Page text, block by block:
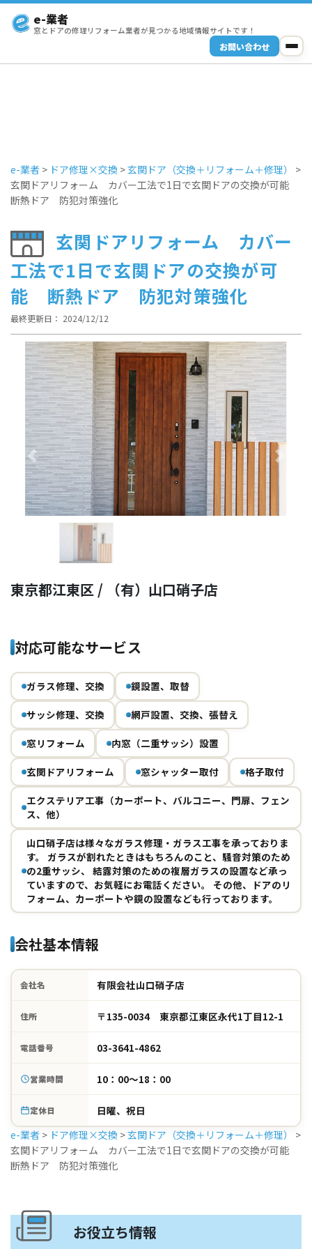
e-業者
窓とドアの修理リフォーム業者が見つかる地域情報サイトです！
お問い合わせ
e-業者 > ドア修理×交換 >玄関ドア（交換＋リフォーム＋修理）
>
玄関ドアリフォーム カバー工法で1日で玄関ドアの交換が可能
断熱ドア 防犯対策強化
玄関ドアリフォーム カバー
工法で1日で玄関ドアの交換が可
能 断熱ドア 防犯対策強化
最終更新日： 2024/12/12
Previous Next
東京都江東区 / （有）山口硝子店
対応可能なサービス
ガラス修理、交換 鏡設置、取替
サッシ修理、交換 網戸設置、交換、張替え
窓リフォーム 内窓（二重サッシ）設置
玄関ドアリフォーム 窓シャッター取付 格子取付
エクステリア工事（カーポート、バルコニー、門扉、フェン
ス、他）
山口硝子店は様々なガラス修理・ガラス工事を承っておりま
す。 ガラスが割れたときはもちろんのこと、騒音対策のため
の2重サッシ、 結露対策のための複層ガラスの設置など承っ
ていますので、お気軽にお電話ください。 その他、ドアのリ
フォーム、カーポートや鏡の設置なども行っております。
会社基本情報
会社名 有限会社山口硝子店
住所 〒135-0034 東京都江東区永代1丁目12-1
電話番号 03-3641-4862
営業時間 10：00～18：00
定休日
日曜、祝日
e-業者 > ドア修理×交換 >玄関ドア（交換＋リフォーム＋修理）
>
玄関ドアリフォーム カバー工法で1日で玄関ドアの交換が可能
断熱ドア 防犯対策強化
お役立ち情報